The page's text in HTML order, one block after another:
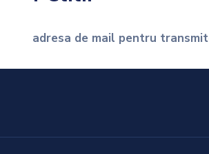
adresa de mail pentru